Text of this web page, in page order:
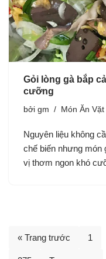
Gỏi lòng gà bắp
cưỡng
bởi gm Món Ăn Vặt
Nguyên liệu không
chế biến nhưng món
vị thơm ngon khó
« Trang trước 1